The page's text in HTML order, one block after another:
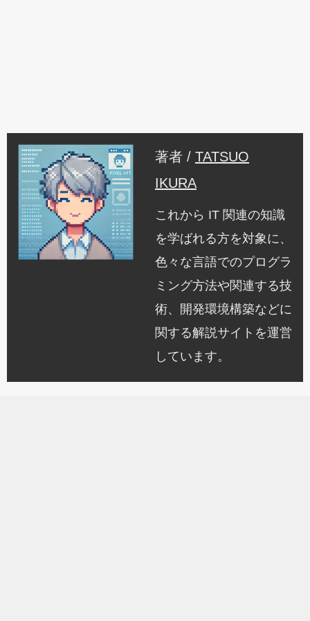
著者 / TATSUO
IKURA
これから IT 関連の知識
を学ばれる方を対象に、
色々な言語でのプログラ
ミング方法や関連する技
術、開発環境構築などに
関する解説サイトを運営
しています。